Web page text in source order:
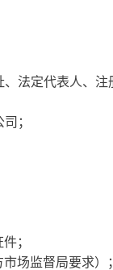
法定代表人、注
；
；
场监督局要求）